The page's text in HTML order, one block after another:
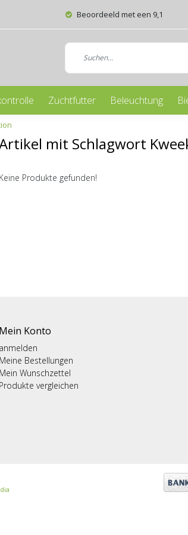
Beoordeeld met een 9,1
Zuchtfutter Beleuchtung
mit Schlagwort
Keine Produkte gefunden!
Mein Konto
anmelden
Meine Bestellungen
Mein Wunschzettel
Produkte vergleichen